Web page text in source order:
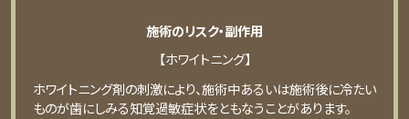
施術のリスク・副作用
【ホワイトニング】
ホワイトニング剤の刺激により、施術中あるいは施術後に冷たい
ものが⻭にしみる知覚過敏症状をともなうことがあります。